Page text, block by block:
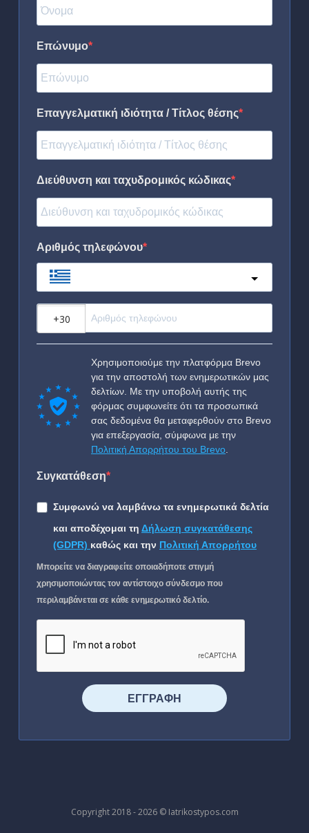
Επώνυμο
Επαγγελματική ιδιότητα / Τίτλος θέσης
Διεύθυνση και ταχυδρομικός κώδικας
Αριθμός τηλεφώνου
Χρησιμοποιούμε την πλατφόρμα Brevo
για την αποστολή των ενημερωτικών μας
δελτίων. Με την υποβολή αυτής της
φόρμας συμφωνείτε ότι τα προσωπικά
σας δεδομένα θα μεταφερθούν στο Brevo
για επεξεργασία, σύμφωνα με την
Πολιτική Απορρήτου του Brevo
Συγκατάθεση
Συμφωνώ να λαμβάνω τα ενημερωτικά δελτία
και αποδέχομαι τη Δήλωση συγκατάθεσης
(GDPR) καθώς και την Πολιτική Απορρήτου
Μπορείτε να διαγραφείτε οποιαδήποτε στιγμή
χρησιμοποιώντας τον αντίστοιχο σύνδεσμο που
περιλαμβάνεται σε κάθε ενημερωτικό δελτίο.
⠀⠀⠀⠀ΕΓΓΡΑΦΗ⠀⠀⠀⠀
Copyright 2018 - 2026 © Iatrikostypos.com